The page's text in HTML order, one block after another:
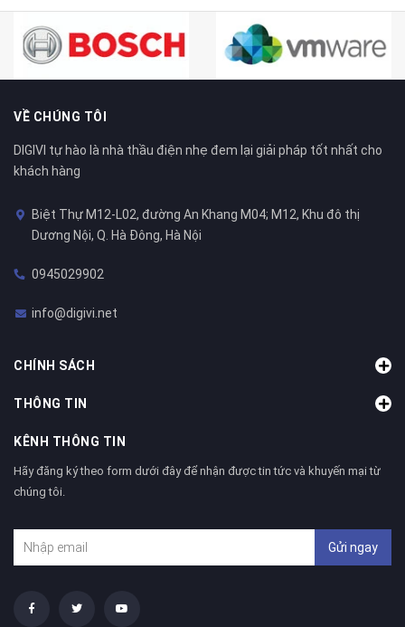
VỀ CHÚNG TÔI
DIGIVI tự hào là nhà thầu điện nhẹ đem lại giải pháp tốt nhất cho
khách hàng
Biệt Thự M12-L02, đường An Khang M04; M12, Khu đô thị
Dương Nội, Q. Hà Đông, Hà Nội
0945029902
info@digivi.net
CHÍNH SÁCH
THÔNG TIN
KÊNH THÔNG TIN
Hãy đăng ký theo form dưới đây để nhận được tin tức và khuyến mại từ
chúng tôi.
Gửi ngay